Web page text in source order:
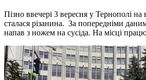
Пізно ввечері 3 вересня у Тернополі на
сталася різанина. За попередніми
напав з ножем на сусіда. На місці